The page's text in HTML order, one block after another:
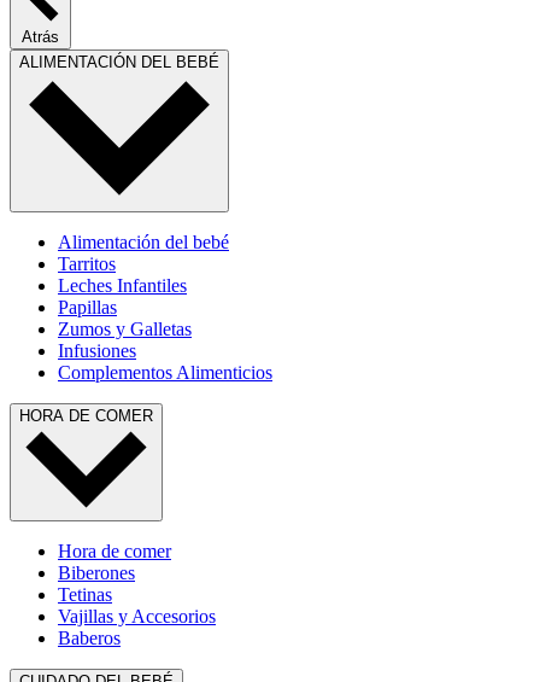
Atrás
ALIMENTACIÓN DEL BEBÉ
Alimentación del bebé
Tarritos
Leches Infantiles
Papillas
Zumos y Galletas
Infusiones
Complementos Alimenticios
HORA DE COMER
Hora de comer
Biberones
Tetinas
Vajillas y Accesorios
Baberos